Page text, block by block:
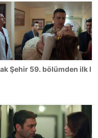
Şehir 59. bölümden ilk